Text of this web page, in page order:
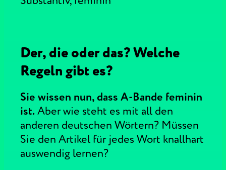
Der, die oder das? Welche
Regeln gibt es?
Sie wissen nun, dass A-Bande feminin
ist.Aber wie steht es mit all den
anderen deutschen Wörtern? Müssen
Sie den Artikel für jedes Wort knallhart
auswendig lernen?